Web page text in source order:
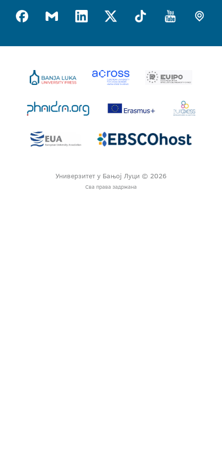
Универзитет у Бањој Луци © 2026
Сва права задржана